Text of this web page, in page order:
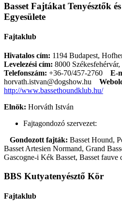
Basset Fajtákat Tenyésztők
Egyesülete
Fajtaklub
Hivatalos cím: 1194 Budapest,
Levelezési cím: 8000
Telefonszám: +36-70/457-2760
E-
horvath.istvan@dogshow.hu
http://www.bassethoundklub.hu/
Elnök: Horváth István
Fajtagondozó szervezet:
Gondozott fajták: Basset Hound,
Basset Artesien Normand, Grand
Gascogne-i Kék Basset, Basset fauve
BBS Kutyatenyésztő Kör
Fajtaklub